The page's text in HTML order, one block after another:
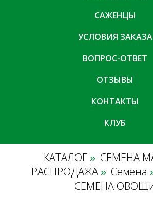
САЖЕНЦЫ
УСЛОВИЯ ЗАКАЗА
ВОПРОС-ОТВЕТ
ОТЗЫВЫ
КОНТАКТЫ
КЛУБ
КАТАЛОГ » СЕМЕНА
РАСПРОДАЖА » Семена
СЕМЕНА